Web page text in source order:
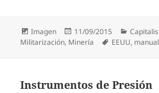
Formato
Imagen
Publicado
el
11/09/2015
Militarización, Minería Etiquetas
EEUU,
Instrumentos de Presión